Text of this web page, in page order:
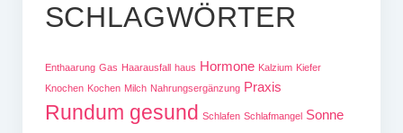
SCHLAGWÖRTER
Enthaarung Gas Haarausfall haus Hormone Kalzium Kiefer
Knochen Kochen Milch Nahrungsergänzung Praxis
Rundum gesund Schlafen Schlafmangel Sonne